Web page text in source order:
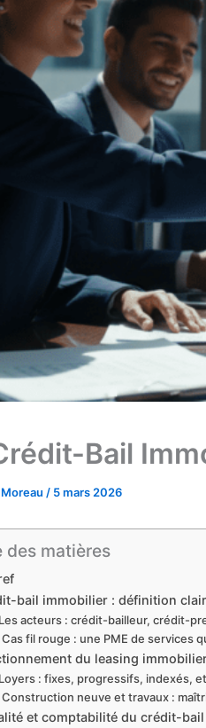
Bail
/ 5 mars 2026
des matières
bail immobilier : définition
Les acteurs : crédit-bailleur, crédit-
Cas fil rouge : une PME de services
du leasing
Loyers : fixes, progressifs, indexés,
Construction neuve et travaux :
et comptabilité du crédit-